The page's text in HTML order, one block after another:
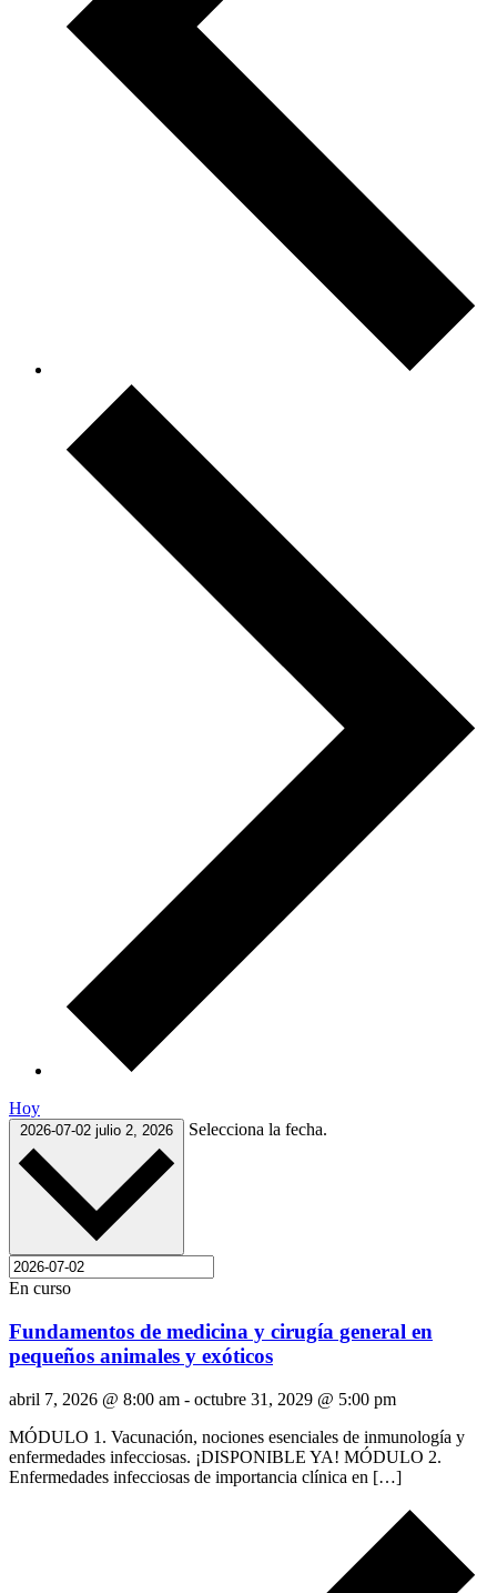
Hoy
2026-07-02 julio 2, 2026 Selecciona la fecha.
En curso
Fundamentos de medicina y cirugía general en
pequeños animales y exóticos
abril 7, 2026 @ 8:00 am - octubre 31, 2029 @ 5:00 pm
MÓDULO 1. Vacunación, nociones esenciales de inmunología y
enfermedades infecciosas. ¡DISPONIBLE YA! MÓDULO 2.
Enfermedades infecciosas de importancia clínica en […]